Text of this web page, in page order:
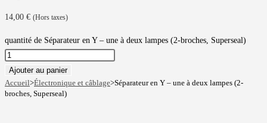
14,00 € (Hors taxes)
quantité de Séparateur en Y – une à deux lampes (2-broches, Superseal)
Ajouter au panier
Accueil>Électronique et câblage>Séparateur en Y – une à deux lampes (2-
broches, Superseal)